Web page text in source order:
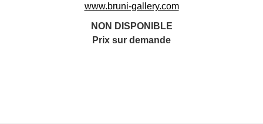
www.bruni-gallery.com
NON DISPONIBLE
Prix sur demande